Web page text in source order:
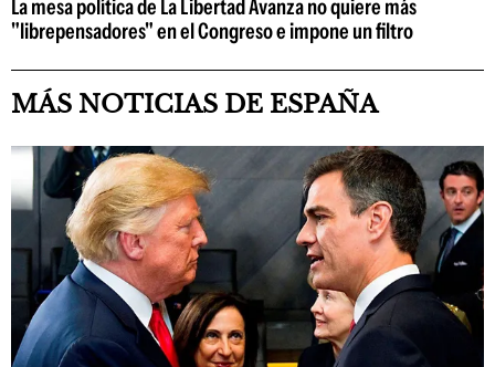
La mesa política de La Libertad Avanza no quiere más
"librepensadores" en el Congreso e impone un filtro
MÁS NOTICIAS DE ESPAÑA